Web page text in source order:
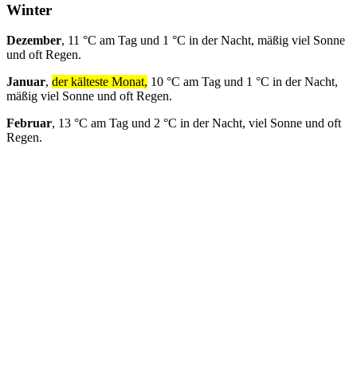
Winter
Dezember, 11 °C am Tag und 1 °C in der Nacht, mäßig viel Sonne
und oft Regen.
Januar, der kälteste Monat, 10 °C am Tag und 1 °C in der Nacht,
mäßig viel Sonne und oft Regen.
Februar, 13 °C am Tag und 2 °C in der Nacht, viel Sonne und oft
Regen.